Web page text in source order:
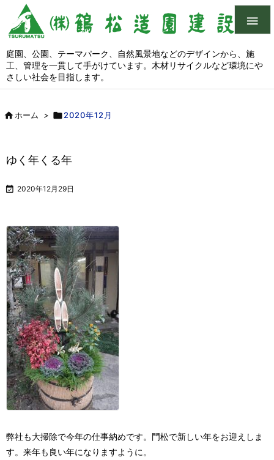

庭園、公園、テーマパーク、自然風景地などのデザインから、施
工、管理を一貫して手がけています。木材リサイクルなど環境にや
さしい社会を目指します。
ホーム > 2020年12月
ゆく年くる年
 2020年12月29日
弊社も大掃除で今年の仕事納めです。門松で新しい年をお迎えしま
す。来年も良い年になりますように。